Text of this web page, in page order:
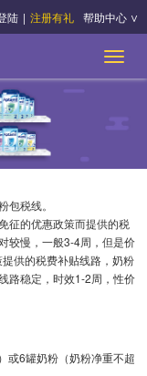
帮助中心 ∨
陆 | 注册有礼
税线。
征的优惠政策而提供的税
较慢，一般3-4周，但是价
供的税费补贴线路，奶粉
路稳定，时效1-2周，性价
或6罐奶粉（奶粉净重不超